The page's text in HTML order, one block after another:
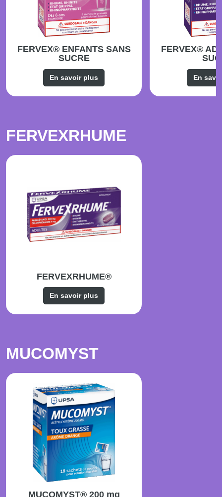
FERVEX® ENFANTS SANS
SUCRE
En savoir plus
FERVEX®
En
FERVEXRHUME
FERVEXRHUME®
En savoir plus
MUCOMYST
MUCOMYST® 200 mg